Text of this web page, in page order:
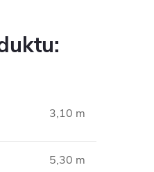
3,10 m
5,30 m